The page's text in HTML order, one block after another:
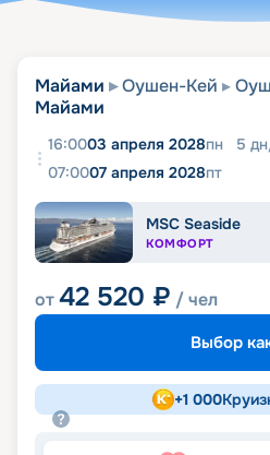
Майами Оушен-Кей
Майами
16:0003 апреля 2028пн 5 дн
07:0007 апреля 2028пт
MSC Seaside
КОМФОРТ
от42 520 ₽ / чел
Выбор
+1 000